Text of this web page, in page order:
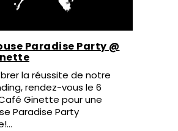
Paradise Party @
la réussite de notre
rendez-vous le 6
Ginette pour une
Paradise Party